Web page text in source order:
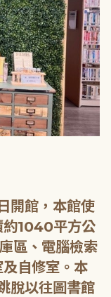
開館，本館使
約1040平方公
區、電腦檢索
自修室。本
脫以往圖書館